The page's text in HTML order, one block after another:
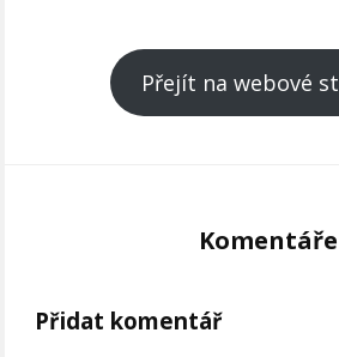
Přejít na webové
Komentáře
Přidat komentář